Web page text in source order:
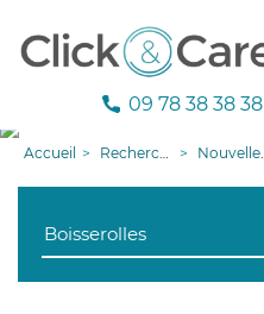
09 78 38 38 38
Accueil Recherche aide à domicile Nouvelle-Aquitaine